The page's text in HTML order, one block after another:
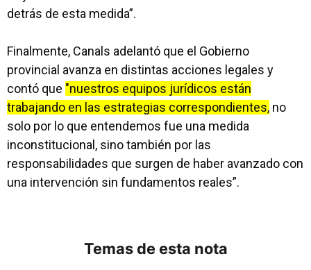
detrás de esta medida”.
Finalmente, Canals adelantó que el Gobierno
provincial avanza en distintas acciones legales y
contó que "nuestros equipos jurídicos están
trabajando en las estrategias correspondientes, no
solo por lo que entendemos fue una medida
inconstitucional, sino también por las
responsabilidades que surgen de haber avanzado con
una intervención sin fundamentos reales”.
Temas de esta nota